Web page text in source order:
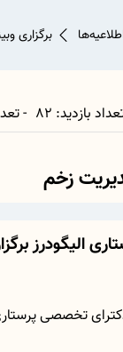
برگزاری
- تعداد بازدیدکننده: 80
زخم
الیگودرز
تخصصی